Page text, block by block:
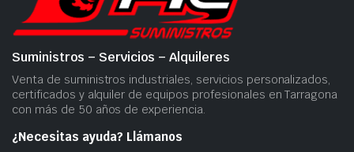
Suministros – Servicios – Alquileres
Venta de suministros industriales, servicios personalizados,
certificados y alquiler de equipos profesionales en Tarragona
con más de 50 años de experiencia.
¿Necesitas ayuda? Llámanos